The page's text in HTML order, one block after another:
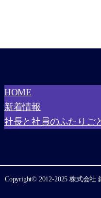
HOME
新着情報
社長と社員のふたりご
Copyright© 2012-2025 株式会社